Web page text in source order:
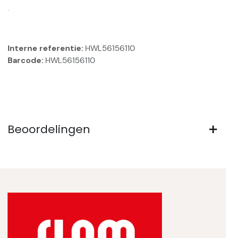
.
Interne referentie: HWL56156110
Barcode: HWL56156110
Beoordelingen